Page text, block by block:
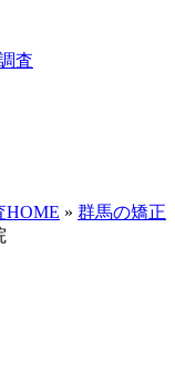
HOME » 群馬の矯正